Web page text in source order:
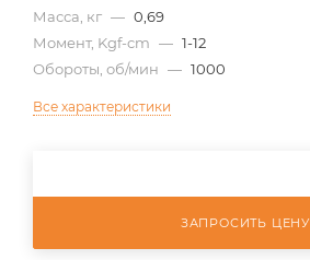
Масса, кг — 0,69
Момент, Kgf-cm — 1-12
Обороты, об/мин — 1000
Все характеристики
ЗАПРОСИТЬ ЦЕНУ